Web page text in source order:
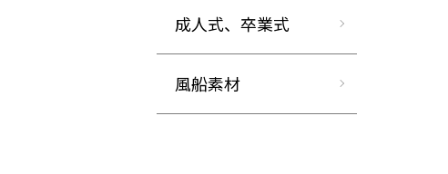
成人式、卒業式
風船素材